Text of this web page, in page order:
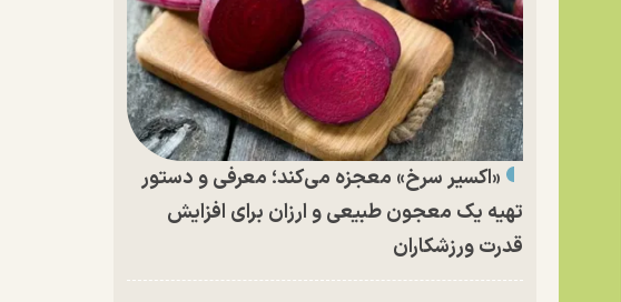
«اکسیر سرخ» معجزه می‌کند؛ معرفی و دستور
تهیه یک معجون طبیعی و ارزان برای افزایش
قدرت ورزشکاران